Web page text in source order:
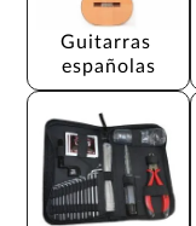
Guitarras
españolas